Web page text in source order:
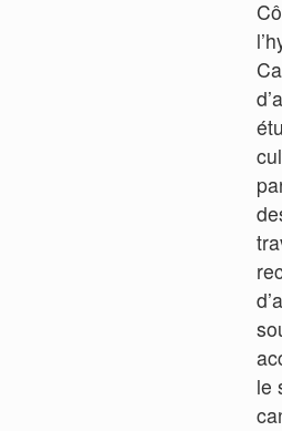
le